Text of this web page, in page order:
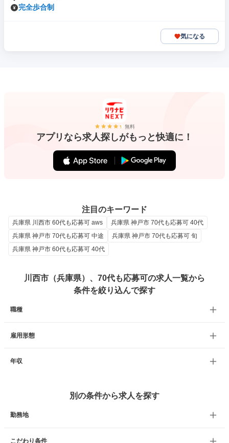
完全歩合制
気になる
無料
アプリなら求人探しがもっと快適に！
注目のキーワード
兵庫県 川西市 60代も応募可 aws
兵庫県 神戸市 70代も応募可 40代
兵庫県 神戸市 70代も応募可 中途
兵庫県 神戸市 70代も応募可 旬
兵庫県 神戸市 60代も応募可 40代
川西市（兵庫県）、70代も応募可の求人一覧から
条件を絞り込んで探す
職種
雇用形態
年収
別の条件から求人を探す
勤務地
こだわり条件